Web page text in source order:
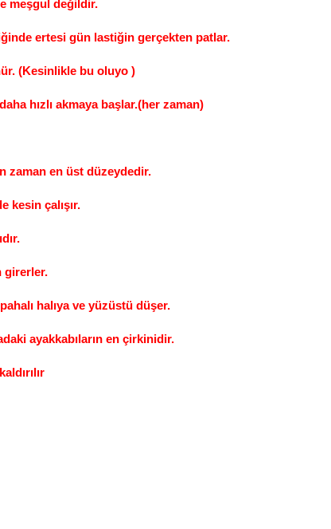
meşgul değildir.
ertesi gün lastiğin gerçekten patlar.
(Kesinlikle bu oluyo )
hızlı akmaya başlar.(her zaman)
zaman en üst düzeydedir.
kesin çalışır.
girerler.
halıya ve yüzüstü düşer.
ayakkabıların en çirkinidir.